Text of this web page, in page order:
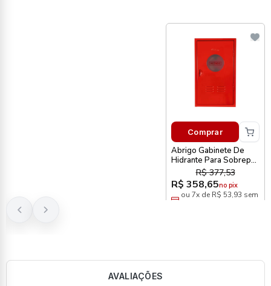
Comprar
Abrigo Gabinete De
Hidrante Para Sobrepor
75 X 45 X 17cm
Metalcasty
R$ 377,53
R$ 358,65no pix
ou 7x de R$ 53,93 sem
AVALIAÇÕES